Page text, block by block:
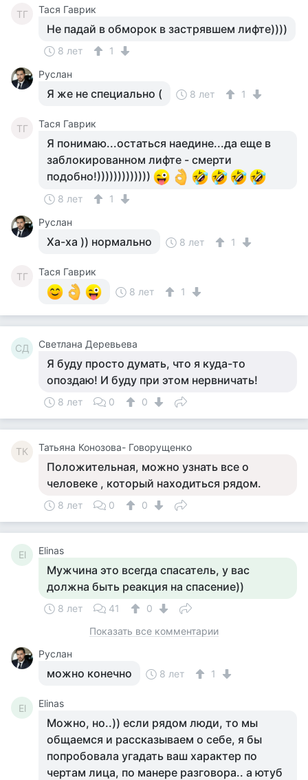
ТГ Тася Гаврик
Не падай в обморок в застрявшем лифте))))
8 лет
1
Руслан
Я же не специально ( 8 лет 1
ТГ Тася Гаврик
Я понимаю...остаться наедине...да еще в
заблокированном лифте - смерти
подобно!)))))))))))))
8 лет
1
Руслан
Ха-ха )) нормально 8 лет 1
ТГ
Тася Гаврик
8 лет
1
СД Светлана Деревьева
Я буду просто думать, что я куда-то
опоздаю! И буду при этом нервничать!
8 лет 0 0
ТК Татьяна Конозова- Говорущенко
Положительная, можно узнать все о
человеке , который находиться рядом.
8 лет 0 0
El Elinas
Мужчина это всегда спасатель, у вас
должна быть реакция на спасение))
8 лет 41
0
Показать все комментарии
Руслан
можно конечно 8 лет 1
El Elinas
Можно, но..)) если рядом люди, то мы
общаемся и рассказываем о себе, я бы
попробовала угадать ваш характер по
чертам лица, по манере разговора.. а ютуб